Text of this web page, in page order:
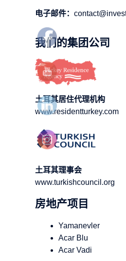
电子邮件：
我们的集团公司
土耳其居住代理机构
www.residentturkey.com
土耳其理事会
www.turkishcouncil.org
房地产项目
Yamanevler
Acar Blu
Acar Vadi